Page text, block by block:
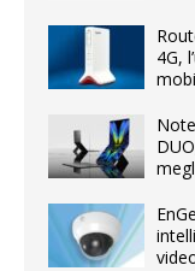
4G,